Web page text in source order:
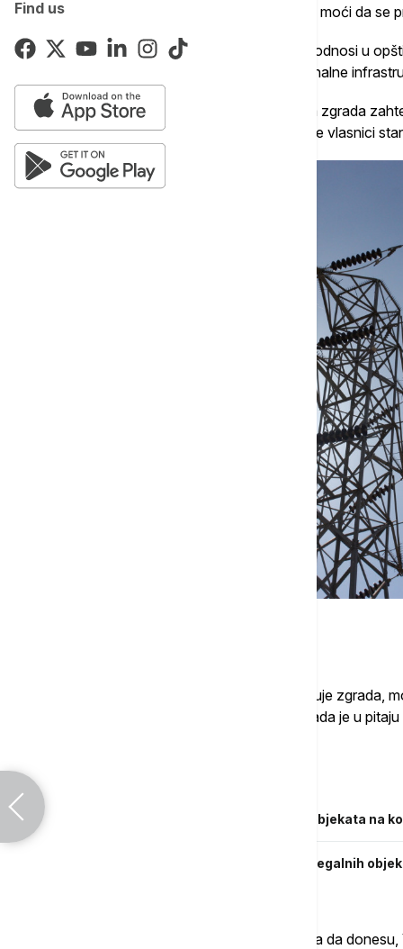
Find usimenom ima drugi objekat u katastru, neće moći da se
Rekao je za Hepi televiziju da se zahtev podnosi u
prijavu na priključenje na sve mreže komunalne
Za vlasnike stanova gde postoji stambena zgrada
a tamo gde ona ne postoji zahtev podnose vlasnici
Napomenuo je da zahtev, kada se priključuje zgrada,
delova zgrade - lifta, svetla na stepentu kada je u
Vesić: Prijava za priključke nelegalnih objekata na
Uskoro kreću prijave za priključenje nelegalnih
Kada su u pitanju dokazi koje građani treba da